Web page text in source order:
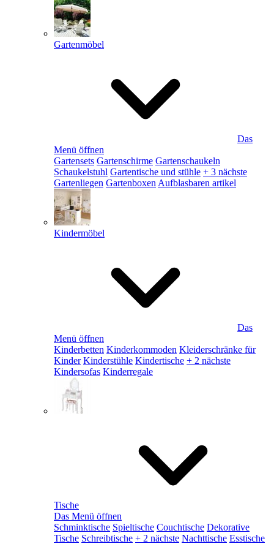
Gartenmöbel
Das
Menü öffnen
Gartensets Gartenschirme Gartenschaukeln
Schaukelstuhl Gartentische und stühle + 3 nächste
Gartenliegen Gartenboxen Aufblasbaren artikel
Kindermöbel
Das
Menü öffnen
Kinderbetten Kinderkommoden Kleiderschränke für
Kinder Kinderstühle Kindertische + 2 nächste
Kindersofas Kinderregale
Tische
Das Menü öffnen
Schminktische Spieltische Couchtische Dekorative
Tische Schreibtische + 2 nächste Nachttische Esstische